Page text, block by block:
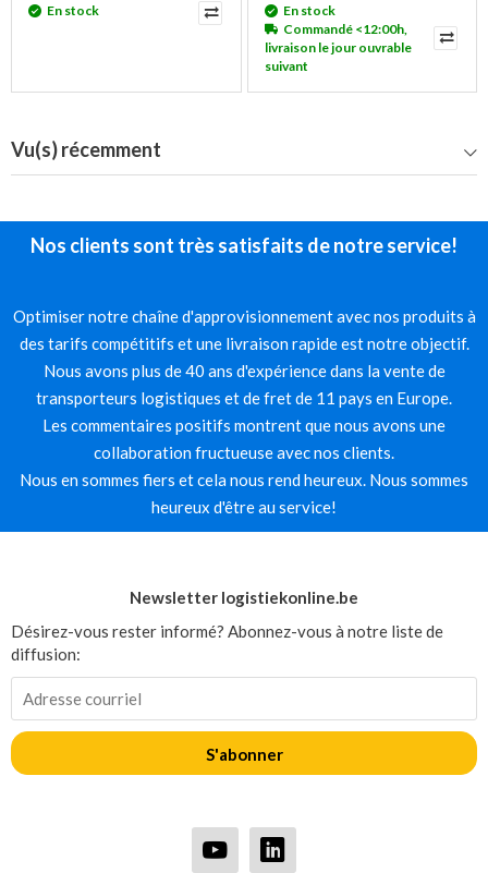
En stock
En stock
Commandé <12:00h,
livraison le jour ouvrable
suivant
Vu(s) récemment
Nos clients sont très satisfaits de notre service!
Optimiser notre chaîne d'approvisionnement avec nos produits à
des tarifs compétitifs et une livraison rapide est notre objectif.
Nous avons plus de 40 ans d'expérience dans la vente de
transporteurs logistiques et de fret de 11 pays en Europe.
Les commentaires positifs montrent que nous avons une
collaboration fructueuse avec nos clients.
Nous en sommes fiers et cela nous rend heureux. Nous sommes
heureux d'être au service!
Newsletter logistiekonline.be
Désirez-vous rester informé? Abonnez-vous à notre liste de
diffusion:
S'abonner